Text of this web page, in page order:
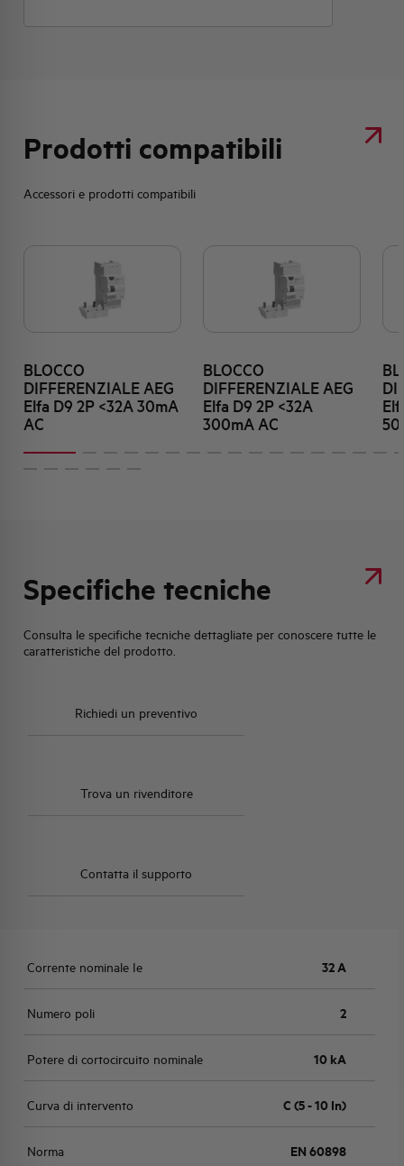
Prodotti compatibili
Accessori e prodotti compatibili
BLOCCO
DIFFERENZIALE AEG
Elfa D9 2P <32A 30mA
AC
BLOCCO
DIFFERENZIALE AEG
Elfa D9 2P <32A
300mA AC
Specifiche tecniche
Consulta le specifiche tecniche dettagliate per conoscere tutte le
caratteristiche del prodotto.
Richiedi un preventivo
Trova un rivenditore
Contatta il supporto
Corrente nominale Ie 32 A
Numero poli 2
Potere di cortocircuito nominale 10 kA
Curva di intervento C (5 - 10 In)
Norma EN 60898